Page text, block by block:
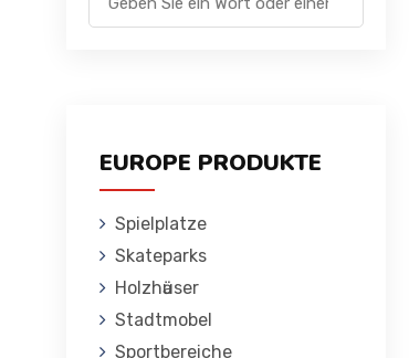
EUROPE PRODUKTE
Spielplatze
Skateparks
Holzhӓuser
Stadtmobel
Sportbereiche